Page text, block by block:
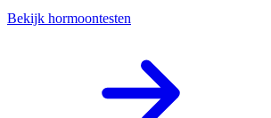
Bekijk hormoontesten